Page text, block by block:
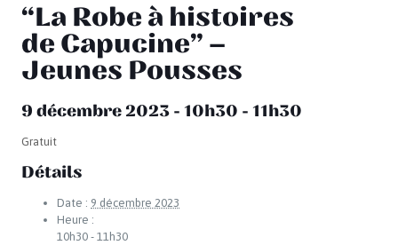
“La Robe à histoires
de Capucine” –
Jeunes Pousses
9 décembre 2023 - 10h30 - 11h30
Gratuit
Détails
Date : 9 décembre 2023
Heure :
10h30 - 11h30